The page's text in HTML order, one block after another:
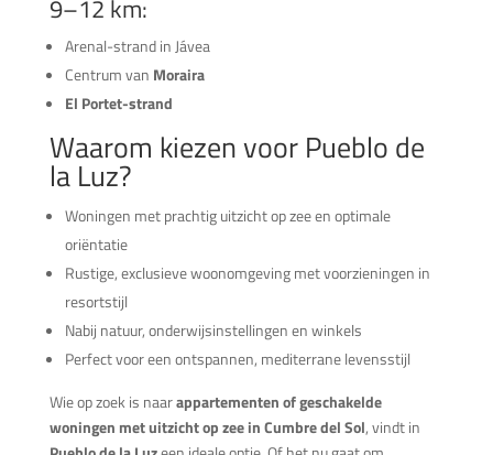
9–12 km:
Arenal-strand in Jávea
Centrum van Moraira
El Portet-strand
Waarom kiezen voor Pueblo de
la Luz?
Woningen met prachtig uitzicht op zee en optimale
oriëntatie
Rustige, exclusieve woonomgeving met voorzieningen in
resortstijl
Nabij natuur, onderwijsinstellingen en winkels
Perfect voor een ontspannen, mediterrane levensstijl
Wie op zoek is naarappartementen of geschakelde
woningen met uitzicht op zee in Cumbre del Sol, vindt in